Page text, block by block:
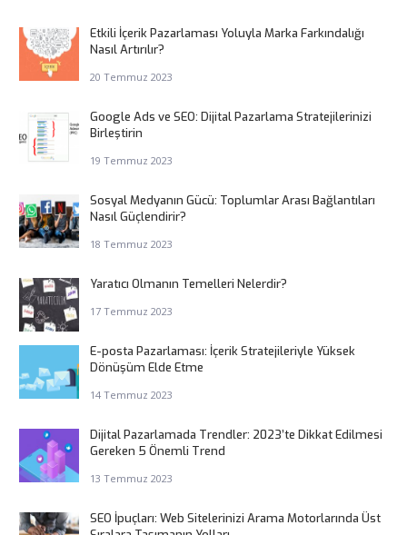
Etkili İçerik Pazarlaması Yoluyla Marka Farkındalığı
Nasıl Artırılır?
20 Temmuz 2023
Google Ads ve SEO: Dijital Pazarlama Stratejilerinizi
Birleştirin
19 Temmuz 2023
Sosyal Medyanın Gücü: Toplumlar Arası Bağlantıları
Nasıl Güçlendirir?
18 Temmuz 2023
Yaratıcı Olmanın Temelleri Nelerdir?
17 Temmuz 2023
E-posta Pazarlaması: İçerik Stratejileriyle Yüksek
Dönüşüm Elde Etme
14 Temmuz 2023
Dijital Pazarlamada Trendler: 2023’te Dikkat Edilmesi
Gereken 5 Önemli Trend
13 Temmuz 2023
SEO İpuçları: Web Sitelerinizi Arama Motorlarında Üst